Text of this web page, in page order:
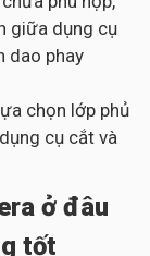
giữa dụng cụ
dao phay
chọn lớp phủ
cụ cắt và
ở đâu
tốt